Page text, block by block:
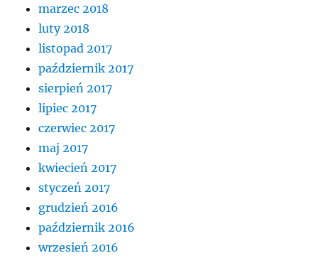
marzec 2018
luty 2018
listopad 2017
październik 2017
sierpień 2017
lipiec 2017
czerwiec 2017
maj 2017
kwiecień 2017
styczeń 2017
grudzień 2016
październik 2016
wrzesień 2016